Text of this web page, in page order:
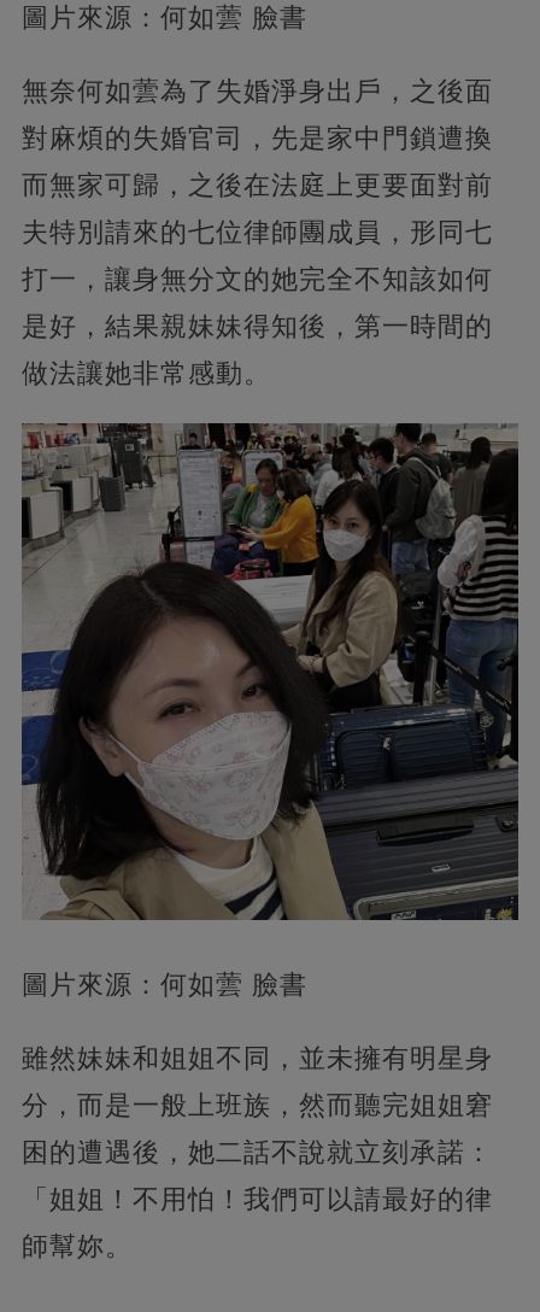
圖片來源：何如蕓 臉書
無奈何如蕓為了失婚淨身出戶，之後面
對麻煩的失婚官司，先是家中門鎖遭換
而無家可歸，之後在法庭上更要面對前
夫特別請來的七位律師團成員，形同七
打一，讓身無分文的她完全不知該如何
是好，結果親妹妹得知後，第一時間的
做法讓她非常感動。
圖片來源：何如蕓 臉書
雖然妹妹和姐姐不同，並未擁有明星身
分，而是一般上班族，然而聽完姐姐窘
困的遭遇後，她二話不說就立刻承諾：
「姐姐！不用怕！我們可以請最好的律
師幫妳。